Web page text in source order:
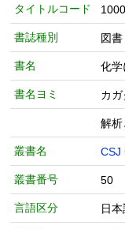
タイトルコード
書誌種別 図書
書名 化
書名ヨミ カ
解析
叢書名 CSJ
叢書番号 50
言語区分 日